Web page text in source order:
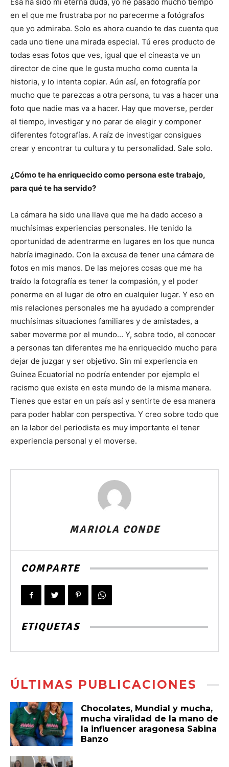
en el que me frustraba por no parecerme a fotógrafos
que yo admiraba. Solo es ahora cuando te das cuenta que
cada uno tiene una mirada especial. Tú eres producto de
todas esas fotos que ves, igual que el cineasta ve un
director de cine que le gusta mucho como cuenta la
historia, y lo intenta copiar. Aún así, en fotografía por
mucho que te parezcas a otra persona, tu vas a hacer una
foto que nadie mas va a hacer. Hay que moverse, perder
el tiempo, investigar y no parar de elegir y componer
diferentes fotografías. A raíz de investigar consigues
crear y encontrar tu cultura y tu personalidad. Sale solo.
¿Cómo te ha enriquecido como persona este trabajo,
para qué te ha servido?
La cámara ha sido una llave que me ha dado acceso a
muchísimas experiencias personales. He tenido la
oportunidad de adentrarme en lugares en los que nunca
habría imaginado. Con la excusa de tener una cámara de
fotos en mis manos. De las mejores cosas que me ha
traído la fotografía es tener la compasión, y el poder
ponerme en el lugar de otro en cualquier lugar. Y eso en
mis relaciones personales me ha ayudado a comprender
muchísimas situaciones familiares y de amistades, a
saber moverme por el mundo… Y, sobre todo, el conocer
a personas tan diferentes me ha enriquecido mucho para
dejar de juzgar y ser objetivo. Sin mi experiencia en
Guinea Ecuatorial no podría entender por ejemplo el
racismo que existe en este mundo de la misma manera.
Tienes que estar en un país así y sentirte de esa manera
para poder hablar con perspectiva. Y creo sobre todo que
en la labor del periodista es muy importante el tener
experiencia personal y el moverse.
MARIOLA CONDE
COMPARTE
ETIQUETAS
ÚLTIMAS PUBLICACIONES
Chocolates, Mundial y mucha,
mucha viralidad de la mano de
la influencer aragonesa Sabina
Banzo